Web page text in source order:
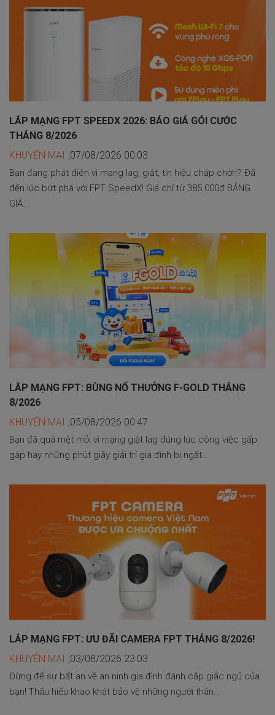
LẮP MẠNG FPT SPEEDX 2026: BÁO GIÁ GÓI CƯỚC
THÁNG 8/2026
KHUYẾN MẠI ,07/08/2026 00:03
Bạn đang phát điên vì mạng lag, giật, tín hiệu chập chờn? Đã
đến lúc bứt phá với FPT SpeedX! Giá chỉ từ 385.000đ BẢNG
GIÁ...
LẮP MẠNG FPT: BÙNG NỔ THƯỞNG F-GOLD THÁNG
8/2026
KHUYẾN MẠI ,05/08/2026 00:47
Bạn đã quá mệt mỏi vì mạng giật lag đúng lúc công việc gấp
gáp hay những phút giây giải trí gia đình bị ngắt...
LẮP MẠNG FPT: ƯU ĐÃI CAMERA FPT THÁNG 8/2026!
KHUYẾN MẠI ,03/08/2026 23:03
Đừng để sự bất an về an ninh gia đình đánh cắp giấc ngủ của
bạn! Thấu hiểu khao khát bảo vệ những người thân...